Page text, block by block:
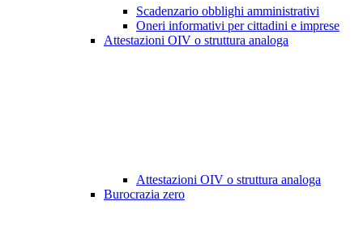
Scadenzario obblighi amministrativi
Oneri informativi per cittadini e imprese
Attestazioni OIV o struttura analoga
Attestazioni OIV o struttura analoga
Burocrazia zero